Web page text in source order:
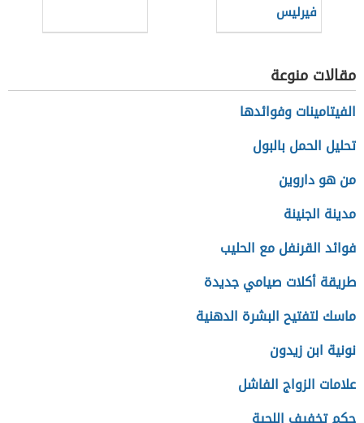
فيرليس
مقالات منوعة
الفيتامينات وفوائدها
تحليل الحمل بالبول
من هو داروين
مدينة الجنينة
فوائد القرنفل مع الحليب
طريقة أكلات صيامي جديدة
ماسك لتفتيح البشرة الدهنية
نونية ابن زيدون
علامات الزواج الفاشل